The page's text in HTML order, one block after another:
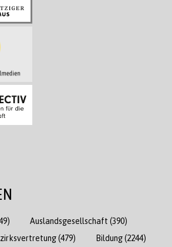
Auslandsgesellschaft (390)
(479) Bildung(2244)